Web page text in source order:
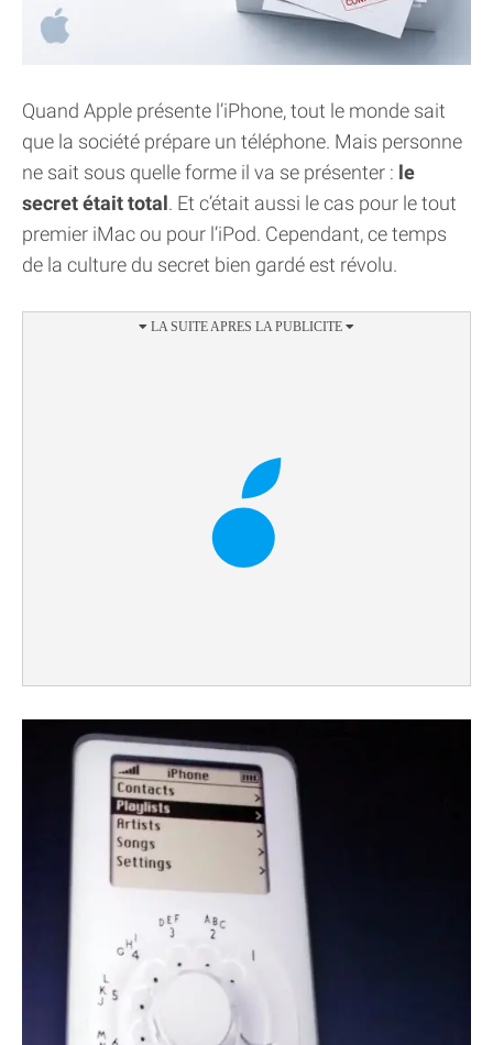
Quand Apple présente l’iPhone, tout le monde sait
que la société prépare un téléphone. Mais personne
ne sait sous quelle forme il va se présenter : le
secret était total. Et c’était aussi le cas pour le tout
premier iMac ou pour l’iPod. Cependant, ce temps
de la culture du secret bien gardé est révolu.